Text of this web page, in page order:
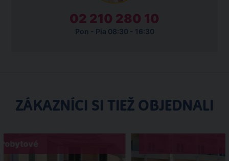
02 210 280 10
Pon - Pia 08:30 - 16:30
ZÁKAZNÍCI SI TIEŽ OBJEDNALI